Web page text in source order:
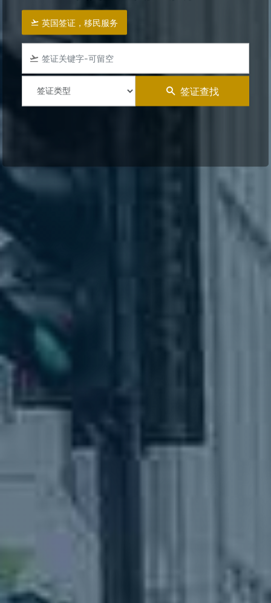
英国签证，移民服务
签证查找